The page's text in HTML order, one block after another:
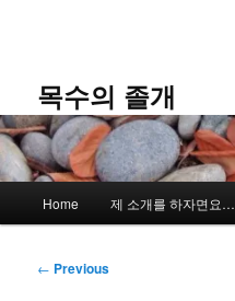
content목수의 졸개
Home 제 소개를 하자면요…
Post
← Previous